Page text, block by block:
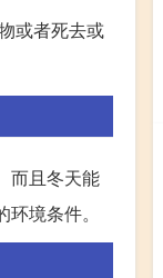
或者死去或
而且冬天能
境条件。